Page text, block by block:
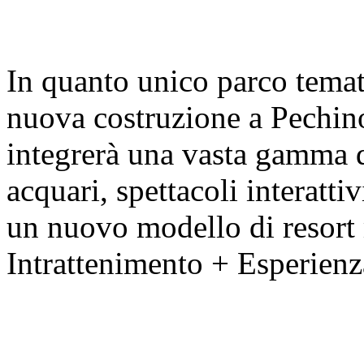
In quanto unico parco
nuova costruzione a
integrerà una vasta
acquari, spettacoli
un nuovo modello di
Intrattenimento +